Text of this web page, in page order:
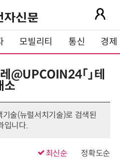
모빌리티 통신 경제
@UPCOIN24「」테
소
기술(뉴럴서치기술)로 검색된
입니다.
최신순 정확도순